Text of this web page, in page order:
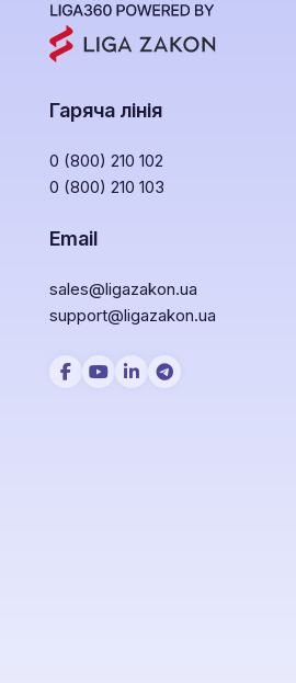
Гаряча лінія
0 (800) 210 102
0 (800) 210 103
Email
sales@ligazakon.ua
support@ligazakon.ua